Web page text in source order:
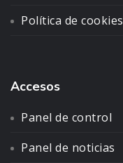
Política de cookies
Accesos
Panel de control
Panel de noticias